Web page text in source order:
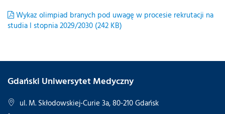
Wykaz olimpiad branych pod uwagę w procesie rekrutacji na
studia I stopnia 2029/2030 (242 KB)
Gdański Uniwersytet Medyczny
ul. M. Skłodowskiej-Curie 3a, 80-210 Gdańsk